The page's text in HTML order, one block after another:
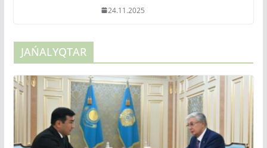
24.11.2025
JAŃALYQTAR